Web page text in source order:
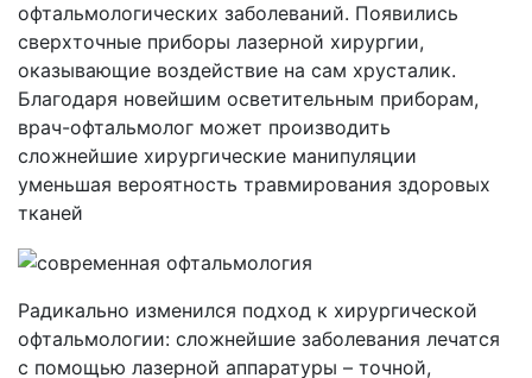
офтальмологических заболеваний. Появились
сверхточные приборы лазерной хирургии,
оказывающие воздействие на сам хрусталик.
Благодаря новейшим осветительным приборам,
врач-офтальмолог может производить
сложнейшие хирургические манипуляции
уменьшая вероятность травмирования здоровых
тканей
Радикально изменился подход к хирургической
офтальмологии: сложнейшие заболевания лечатся
с помощью лазерной аппаратуры – точной,